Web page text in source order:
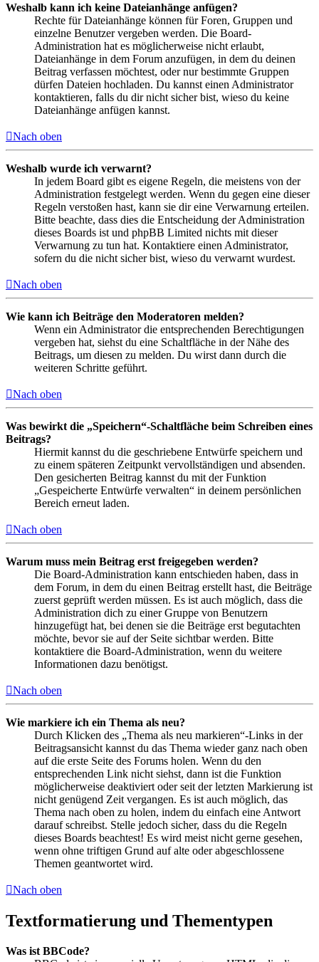
Weshalb kann ich keine Dateianhänge anfügen?
Rechte für Dateianhänge können für Foren, Gruppen und
einzelne Benutzer vergeben werden. Die Board-
Administration hat es möglicherweise nicht erlaubt,
Dateianhänge in dem Forum anzufügen, in dem du deinen
Beitrag verfassen möchtest, oder nur bestimmte Gruppen
dürfen Dateien hochladen. Du kannst einen Administrator
kontaktieren, falls du dir nicht sicher bist, wieso du keine
Dateianhänge anfügen kannst.
Nach oben
Weshalb wurde ich verwarnt?
In jedem Board gibt es eigene Regeln, die meistens von der
Administration festgelegt werden. Wenn du gegen eine dieser
Regeln verstoßen hast, kann sie dir eine Verwarnung erteilen.
Bitte beachte, dass dies die Entscheidung der Administration
dieses Boards ist und phpBB Limited nichts mit dieser
Verwarnung zu tun hat. Kontaktiere einen Administrator,
sofern du die nicht sicher bist, wieso du verwarnt wurdest.
Nach oben
Wie kann ich Beiträge den Moderatoren melden?
Wenn ein Administrator die entsprechenden Berechtigungen
vergeben hat, siehst du eine Schaltfläche in der Nähe des
Beitrags, um diesen zu melden. Du wirst dann durch die
weiteren Schritte geführt.
Nach oben
Was bewirkt die „Speichern“-Schaltfläche beim Schreiben eines
Beitrags?
Hiermit kannst du die geschriebene Entwürfe speichern und
zu einem späteren Zeitpunkt vervollständigen und absenden.
Den gesicherten Beitrag kannst du mit der Funktion
„Gespeicherte Entwürfe verwalten“ in deinem persönlichen
Bereich erneut laden.
Nach oben
Warum muss mein Beitrag erst freigegeben werden?
Die Board-Administration kann entschieden haben, dass in
dem Forum, in dem du einen Beitrag erstellt hast, die Beiträge
zuerst geprüft werden müssen. Es ist auch möglich, dass die
Administration dich zu einer Gruppe von Benutzern
hinzugefügt hat, bei denen sie die Beiträge erst begutachten
möchte, bevor sie auf der Seite sichtbar werden. Bitte
kontaktiere die Board-Administration, wenn du weitere
Informationen dazu benötigst.
Nach oben
Wie markiere ich ein Thema als neu?
Durch Klicken des „Thema als neu markieren“-Links in der
Beitragsansicht kannst du das Thema wieder ganz nach oben
auf die erste Seite des Forums holen. Wenn du den
entsprechenden Link nicht siehst, dann ist die Funktion
möglicherweise deaktiviert oder seit der letzten Markierung ist
nicht genügend Zeit vergangen. Es ist auch möglich, das
Thema nach oben zu holen, indem du einfach eine Antwort
darauf schreibst. Stelle jedoch sicher, dass du die Regeln
dieses Boards beachtest! Es wird meist nicht gerne gesehen,
wenn ohne triftigen Grund auf alte oder abgeschlossene
Themen geantwortet wird.
Nach oben
Textformatierung und Thementypen
Was ist BBCode?